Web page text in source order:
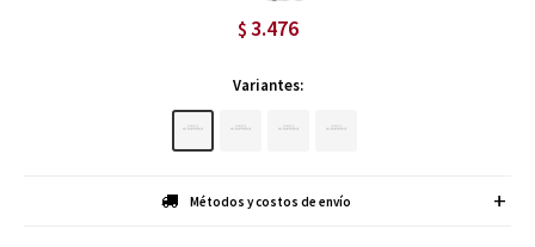
$ 3.476
Variantes:
Métodos y costos de envío